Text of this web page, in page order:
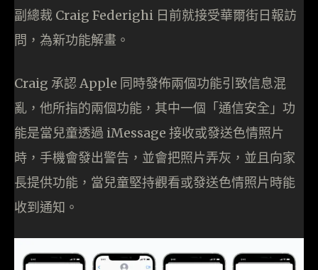
副總裁 Craig Federighi 日前就接受華爾街日報訪
問，為新功能解畫。
Craig 承認 Apple 同時發佈兩個功能引致信息混
亂，他所指的兩個功能，其中一個「通信安全」功
能是當兒童透過 iMessage 接收或發送色情照片
時，手機會發出警告，並會把照片弄灰，並且向家
長提供功能，當兒童堅持觀看或發送色情照片時能
收到通知。